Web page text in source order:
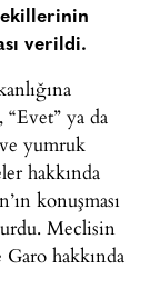
verildi.
ya da
yumruk
hakkında
konuşması
Meclisin
hakkında